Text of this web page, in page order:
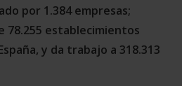
por 1.384 empresas;
78.255 establecimientos
y da trabajo a 318.313